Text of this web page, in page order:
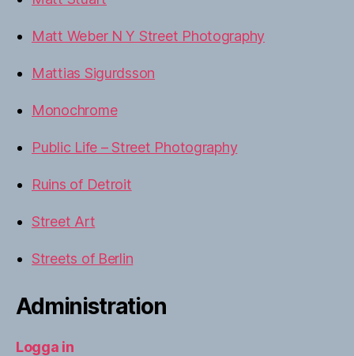
Matt Weber N Y Street Photography
Mattias Sigurdsson
Monochrome
Public Life – Street Photography
Ruins of Detroit
Street Art
Streets of Berlin
Administration
Logga in